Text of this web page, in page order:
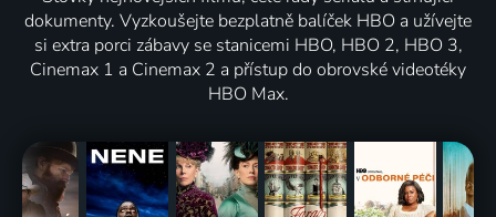
dokumenty. Vyzkoušejte bezplatně balíček HBO a užívejte
si extra porci zábavy se stanicemi HBO, HBO 2, HBO 3,
Cinemax 1 a Cinemax 2 a přístup do obrovské videotéky
HBO Max.